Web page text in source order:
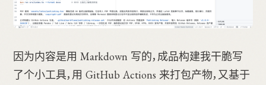
因为内容是用 Markdown 写的，成品构建我干脆写
了个小工具，用 GitHub Actions 来打包产物，又基于